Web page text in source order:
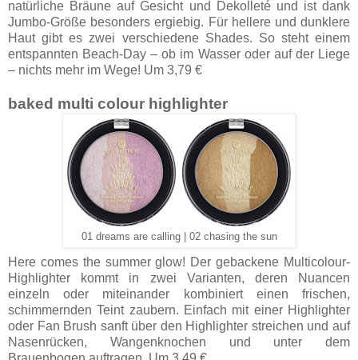
natürliche Bräune auf Gesicht und Dekolleté und ist dank
Jumbo-Größe besonders ergiebig. Für hellere und dunklere
Haut gibt es zwei verschiedene Shades. So steht einem
entspannten Beach-Day – ob im Wasser oder auf der Liege
– nichts mehr im Wege! Um 3,79 €
baked multi colour highlighter
01 dreams are calling | 02 chasing the sun
Here comes the summer glow! Der gebackene Multicolour-
Highlighter kommt in zwei Varianten, deren Nuancen
einzeln oder miteinander kombiniert einen frischen,
schimmernden Teint zaubern. Einfach mit einer Highlighter
oder Fan Brush sanft über den Highlighter streichen und auf
Nasenrücken, Wangenknochen und unter dem